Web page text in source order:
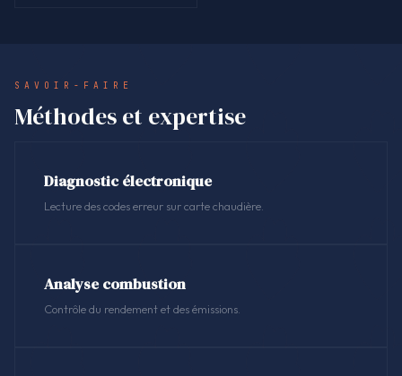
SAVOIR-FAIRE
Méthodes et expertise
Diagnostic électronique
Lecture des codes erreur sur carte chaudière.
Analyse combustion
Contrôle du rendement et des émissions.